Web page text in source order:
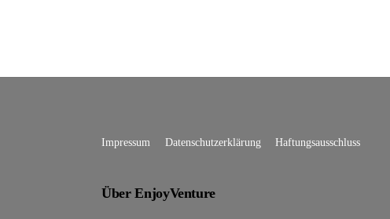
Impressum Datenschutzerklärung Haftungsausschluss
Über EnjoyVenture